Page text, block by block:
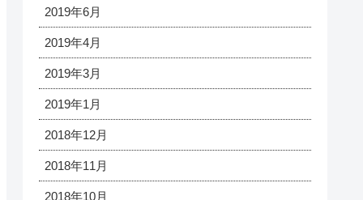
2019年6月
2019年4月
2019年3月
2019年1月
2018年12月
2018年11月
2018年10月